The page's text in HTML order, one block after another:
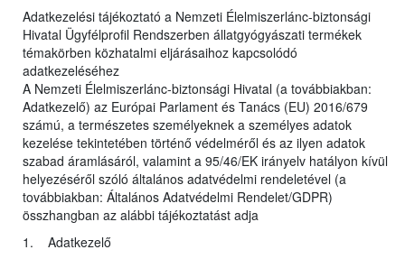
Adatkezelési tájékoztató a Nemzeti Élelmiszerlánc-biztonsági
Hivatal Ügyfélprofil Rendszerben állatgyógyászati termékek
témakörben közhatalmi eljárásaihoz kapcsolódó
adatkezeléséhez
A Nemzeti Élelmiszerlánc-biztonsági Hivatal (a továbbiakban:
Adatkezelő) az Európai Parlament és Tanács (EU) 2016/679
számú, a természetes személyeknek a személyes adatok
kezelése tekintetében történő védelméről és az ilyen adatok
szabad áramlásáról, valamint a 95/46/EK irányelv hatályon kívül
helyezéséről szóló általános adatvédelmi rendeletével (a
továbbiakban: Általános Adatvédelmi Rendelet/GDPR)
összhangban az alábbi tájékoztatást adja
1. Adatkezelő